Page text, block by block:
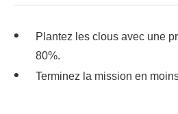
Plantez les clous avec une
80%.
Terminez la mission en